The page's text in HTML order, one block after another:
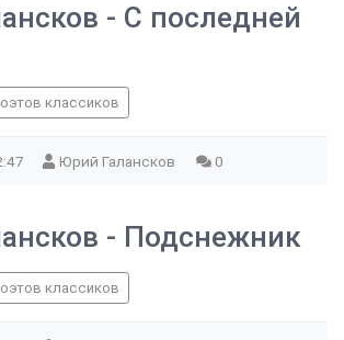
- С последней
классиков
Юрий Галансков 0
- Подснежник
классиков